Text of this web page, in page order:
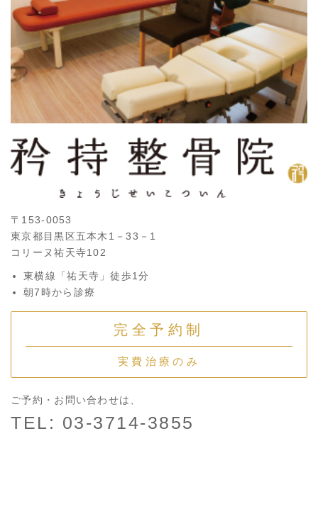
〒153-0053
東京都目黒区五本木1－33－1
コリーヌ祐天寺102
東横線「祐天寺」徒歩1分
朝7時から診療
完全予約制
実費治療のみ
ご予約・お問い合わせは、
TEL: 03-3714-3855